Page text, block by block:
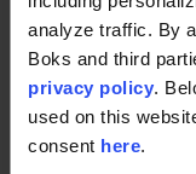
analyze traffic. By
Boks and third
privacy policy.
used on this
consent here.
Har du